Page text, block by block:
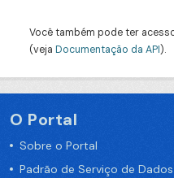
Você também pode ter
(veja Documentação da API).
O Portal
Sobre o Portal
Padrão de Serviço de